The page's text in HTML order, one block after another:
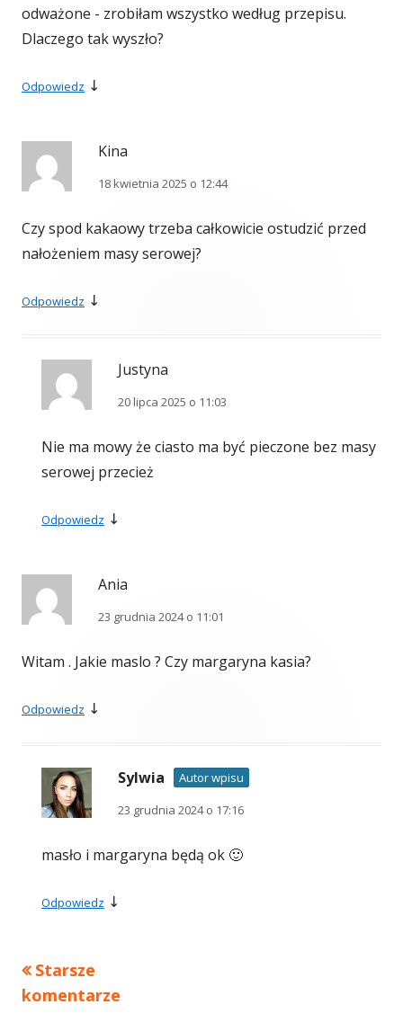
odważone - zrobiłam wszystko według przepisu.
Dlaczego tak wyszło?
Odpowiedz ↓
Kina
18 kwietnia 2025 o 12:44
Czy spod kakaowy trzeba całkowicie ostudzić przed
nałożeniem masy serowej?
Odpowiedz ↓
Justyna
20 lipca 2025 o 11:03
Nie ma mowy że ciasto ma być pieczone bez masy
serowej przecież
Odpowiedz ↓
Ania
23 grudnia 2024 o 11:01
Witam . Jakie maslo ? Czy margaryna kasia?
Odpowiedz ↓
Sylwia
Autor wpisu
23 grudnia 2024 o 17:16
masło i margaryna będą ok 🙂
Odpowiedz ↓
Nawigacja
Starsze
komentarze